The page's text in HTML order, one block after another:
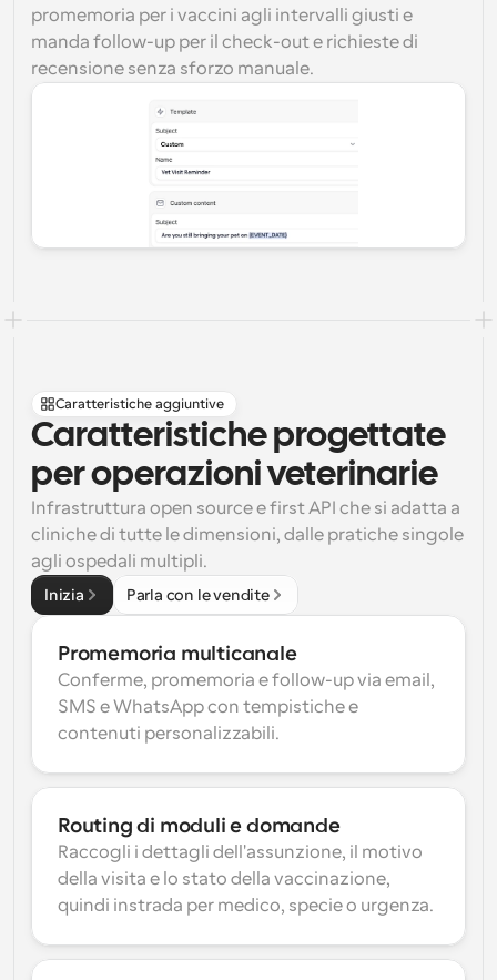
promemoria per i vaccini agli intervalli giusti e
manda follow-up per il check-out e richieste di
recensione senza sforzo manuale.
Caratteristiche aggiuntive
Caratteristiche progettate
per operazioni veterinarie
Infrastruttura open source e first API che si adatta a
cliniche di tutte le dimensioni, dalle pratiche singole
agli ospedali multipli.
Inizia Parla con le vendite
Promemoria multicanale
Conferme, promemoria e follow-up via email,
SMS e WhatsApp con tempistiche e
contenuti personalizzabili.
Routing di moduli e domande
Raccogli i dettagli dell'assunzione, il motivo
della visita e lo stato della vaccinazione,
quindi instrada per medico, specie o urgenza.